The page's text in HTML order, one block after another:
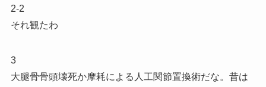
2-2
それ観たわ
3
大腿骨骨頭壊死か摩耗による人工関節置換術だな。昔は